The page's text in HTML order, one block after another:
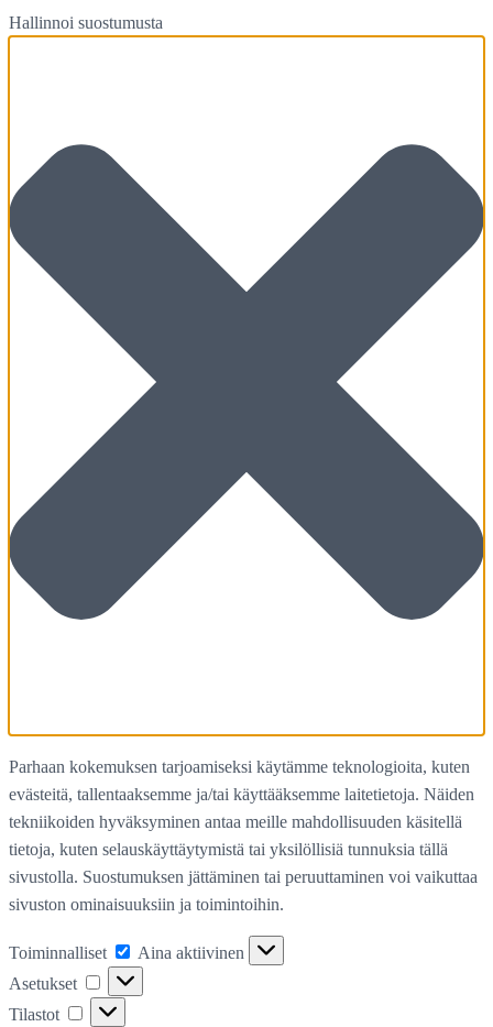
Hallinnoi suostumusta
Parhaan kokemuksen tarjoamiseksi käytämme teknologioita, kuten
evästeitä, tallentaaksemme ja/tai käyttääksemme laitetietoja. Näiden
tekniikoiden hyväksyminen antaa meille mahdollisuuden käsitellä
tietoja, kuten selauskäyttäytymistä tai yksilöllisiä tunnuksia tällä
sivustolla. Suostumuksen jättäminen tai peruuttaminen voi vaikuttaa
sivuston ominaisuuksiin ja toimintoihin.
Toiminnalliset Toiminnalliset
Aina aktiivinen
Asetukset
Asetukset
Tilastot
Tilastot